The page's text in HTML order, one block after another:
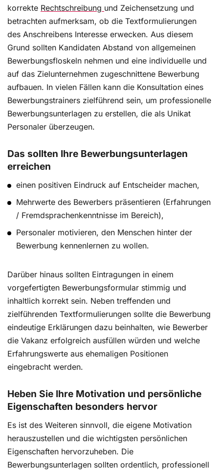
korrekte Rechtschreibung und Zeichensetzung und
betrachten aufmerksam, ob die Textformulierungen
des Anschreibens Interesse erwecken. Aus diesem
Grund sollten Kandidaten Abstand von allgemeinen
Bewerbungsfloskeln nehmen und eine individuelle und
auf das Zielunternehmen zugeschnittene Bewerbung
aufbauen. In vielen Fällen kann die Konsultation eines
Bewerbungstrainers zielführend sein, um professionelle
Bewerbungsunterlagen zu erstellen, die als Unikat
Personaler überzeugen.
Das sollten Ihre Bewerbungsunterlagen
erreichen
einen positiven Eindruck auf Entscheider machen,
Mehrwerte des Bewerbers präsentieren (Erfahrungen
/ Fremdsprachenkenntnisse im Bereich),
Personaler motivieren, den Menschen hinter der
Bewerbung kennenlernen zu wollen.
Darüber hinaus sollten Eintragungen in einem
vorgefertigten Bewerbungsformular stimmig und
inhaltlich korrekt sein. Neben treffenden und
zielführenden Textformulierungen sollte die Bewerbung
eindeutige Erklärungen dazu beinhalten, wie Bewerber
die Vakanz erfolgreich ausfüllen würden und welche
Erfahrungswerte aus ehemaligen Positionen
eingebracht werden.
Heben Sie Ihre Motivation und persönliche
Eigenschaften besonders hervor
Es ist des Weiteren sinnvoll, die eigene Motivation
herauszustellen und die wichtigsten persönlichen
Eigenschaften hervorzuheben. Die
Bewerbungsunterlagen sollten ordentlich, professionell